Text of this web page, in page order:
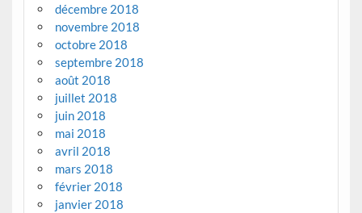
décembre 2018
novembre 2018
octobre 2018
septembre 2018
août 2018
juillet 2018
juin 2018
mai 2018
avril 2018
mars 2018
février 2018
janvier 2018